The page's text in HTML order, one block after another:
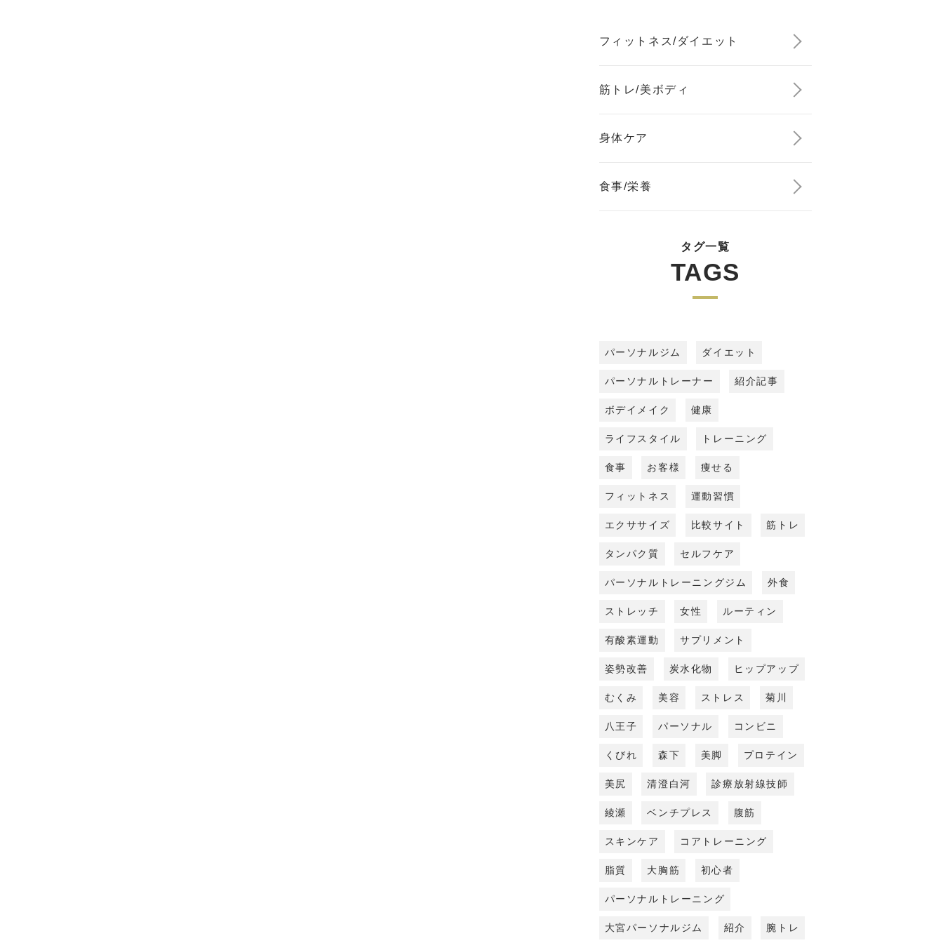
フィットネス/ダイエット
筋トレ/美ボディ
身体ケア
食事/栄養
タグ一覧
TAGS
パーソナルジム ダイエット
パーソナルトレーナー 紹介記事
ボデイメイク 健康
ライフスタイル トレーニング
食事 お客様 痩せる
フィットネス 運動習慣
エクササイズ 比較サイト 筋トレ
タンパク質 セルフケア
パーソナルトレーニングジム 外食
ストレッチ 女性 ルーティン
有酸素運動 サプリメント
姿勢改善 炭水化物 ヒップアップ
むくみ 美容 ストレス 菊川
八王子 パーソナル コンビニ
くびれ 森下 美脚 プロテイン
美尻 清澄白河 診療放射線技師
綾瀬 ベンチプレス 腹筋
スキンケア コアトレーニング
脂質 大胸筋 初心者
パーソナルトレーニング
大宮パーソナルジム 紹介 腕トレ